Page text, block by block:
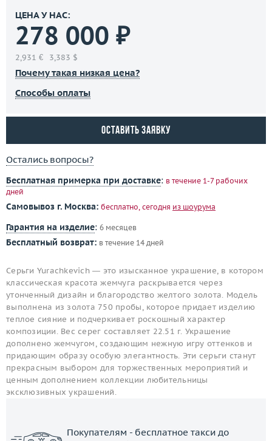
ЦЕНА У НАС:
278 000 ₽
2,931 € 3,383 $
Почему такая низкая цена?
Способы оплаты
Оставить заявку
Остались вопросы?
Бесплатная примерка при доставке: в течение 1-7 рабочих
дней
Самовывоз г. Москва: бесплатно, сегодня из шоурума
Гарантия на изделие: 6 месяцев
Бесплатный возврат: в течение 14 дней
Серьги Yurachkevich — это изысканное украшение, в котором
классическая красота жемчуга раскрывается через
утонченный дизайн и благородство желтого золота. Модель
выполнена из золота 750 пробы, которое придает изделию
теплое сияние и подчеркивает роскошный характер
композиции. Вес серег составляет 22.51 г. Украшение
дополнено жемчугом, создающим нежную игру оттенков и
придающим образу особую элегантность. Эти серьги станут
прекрасным выбором для торжественных мероприятий и
ценным дополнением коллекции любительницы
эксклюзивных украшений.
Покупателям - бесплатное такси до